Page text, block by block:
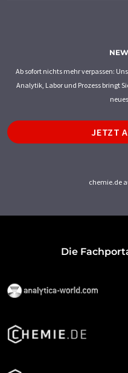
Ab sofort nichts mehr verpassen:
Analytik, Labor und Prozess bringt
JETZT
chemie.de
Die